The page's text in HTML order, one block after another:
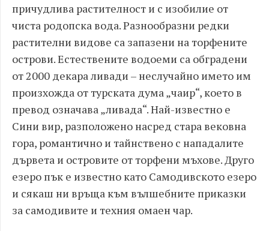
причудлива растителност и с изобилие от
чиста родопска вода. Разнообразни редки
растителни видове са запазени на торфените
острови. Естествените водоеми са обградени
от 2000 декара ливади – неслучайно името им
произхожда от турската дума „чаир“, което в
превод означава „ливада“. Най-известно е
Сини вир, разположено насред стара вековна
гора, романтично и тайнствено с нападалите
дървета и островите от торфени мъхове. Друго
езеро пък е известно като Самодивското езеро
и сякаш ни връща към вълшебните приказки
за самодивите и техния омаен чар.